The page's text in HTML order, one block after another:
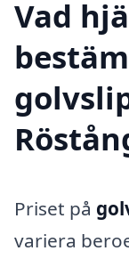
Vad
Priset på
variera